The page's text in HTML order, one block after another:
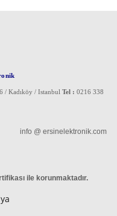
/ Kadıköy / Istanbul Tel : 0216 338
info @ ersinelektronik.com
ile korunmaktadır.